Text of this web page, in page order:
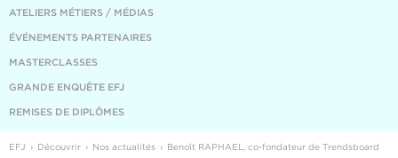
ATELIERS MÉTIERS / MÉDIAS
ÉVÉNEMENTS PARTENAIRES
MASTERCLASSES
GRANDE ENQUÊTE EFJ
REMISES DE DIPLÔMES
EFJ Découvrir Nos actualités Benoît RAPHAEL, co-fondateur de Trendsboard